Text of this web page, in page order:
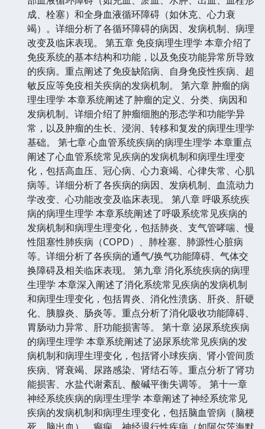
成、栓塞）和全身血液循环障碍（如休克、心力衰
竭）。详细分析了各循环障碍的病因、发病机制、病理
改变及临床表现。 第五章 免疫病理生理学 本章介绍了
免疫系统的基本结构和功能，以及免疫功能异常所导致
的疾病。重点阐述了免疫缺陷病、自身免疫性疾病、超
敏反应等免疫相关疾病的发病机制。 第六章 肿瘤的病
理生理学 本章系统阐述了肿瘤的定义、分类、病因和
发病机制。详细介绍了肿瘤细胞的形态学和功能学异
常，以及肿瘤的生长、浸润、转移和复发的病理生理学
基础。 第七章 心血管系统疾病的病理生理学 本章重点
阐述了心血管系统常见疾病的发病机制和病理生理变
化，包括高血压、冠心病、心力衰竭、心律失常、心肌
病等。详细分析了各疾病的病因、发病机制、血流动力
学改变、心功能改变及临床表现。 第八章 呼吸系统疾
病的病理生理学 本章系统阐述了呼吸系统常见疾病的
发病机制和病理生理变化，包括肺炎、支气管哮喘、慢
性阻塞性肺疾病（COPD）、肺栓塞、肺源性心脏病
等。详细分析了各疾病的通气/换气功能障碍、气体交
换障碍及相关临床表现。 第九章 消化系统疾病的病理
生理学 本章深入阐述了消化系统常见疾病的发病机制
和病理生理变化，包括胃炎、消化性溃疡、肝炎、肝硬
化、胰腺炎、肠炎等。重点分析了消化吸收功能障碍、
胃肠动力异常、肝功能损害等。 第十章 泌尿系统疾病
的病理生理学 本章系统阐述了泌尿系统常见疾病的发
病机制和病理生理变化，包括肾小球疾病、肾小管间质
疾病、肾衰竭、尿路感染、肾结石等。重点分析了肾功
能损害、水盐代谢紊乱、酸碱平衡失调等。 第十一章
神经系统疾病的病理生理学 本章阐述了神经系统常见
疾病的发病机制和病理生理变化，包括脑血管病（脑梗